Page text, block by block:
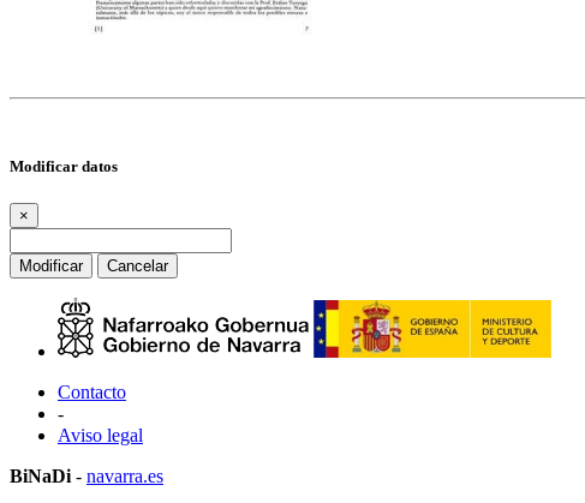
Modificar datos
×
Modificar Cancelar
Contacto
-
Aviso legal
BiNaDi - navarra.es